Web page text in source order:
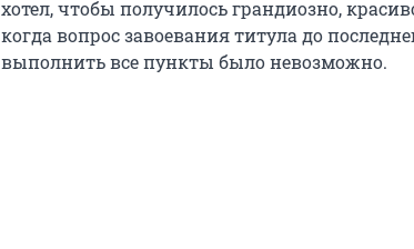
хотел, чтобы получилось грандиозно,
когда вопрос завоевания титула до
выполнить все пункты было невозможно.